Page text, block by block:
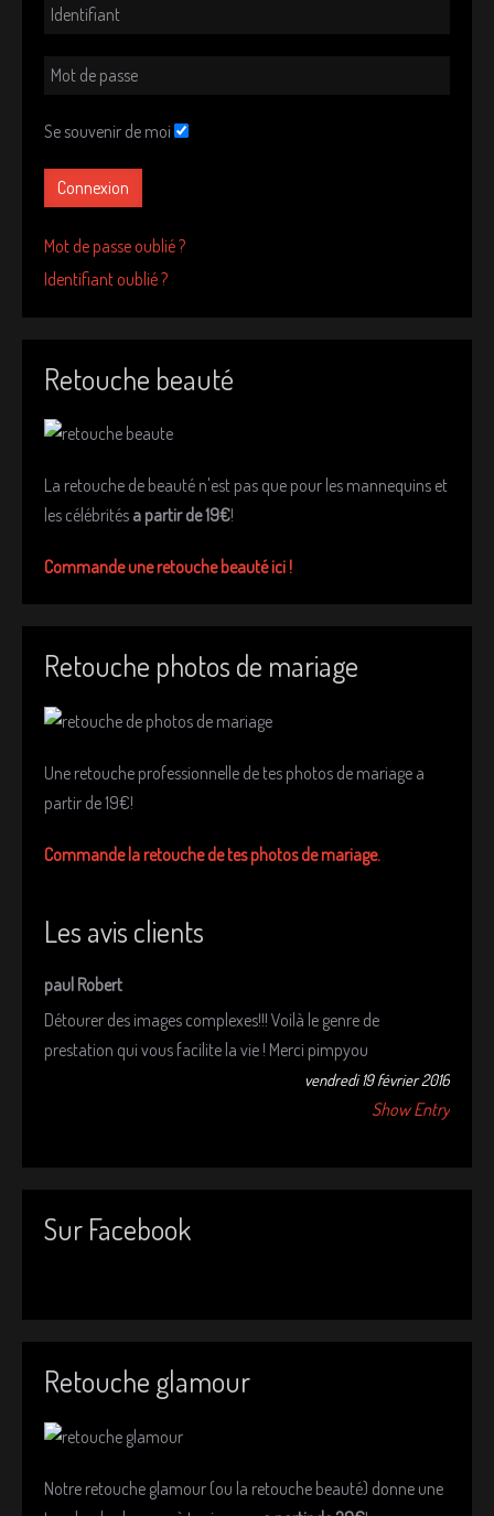
Se souvenir de moi
Connexion
Mot de passe oublié ?
Identifiant oublié ?
Retouche beauté
La retouche de beauté n'est pas que pour les mannequins et
les célébrités a partir de 19€!
Commande une retouche beauté ici !
Retouche photos de mariage
Une retouche professionnelle de tes photos de mariage a
partir de 19€!
Commande la retouche de tes photos de mariage.
Les avis clients
paul Robert
Détourer des images complexes!!! Voilà le genre de
prestation qui vous facilite la vie ! Merci pimpyou
vendredi 19 février 2016
Show Entry
Sur Facebook
Retouche glamour
Notre retouche glamour (ou la retouche beauté) donne une